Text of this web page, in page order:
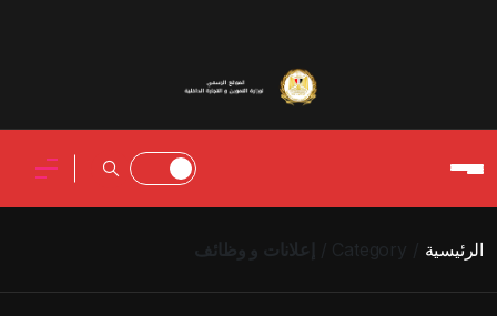
الرئيسية Category إعلانات و وظائف